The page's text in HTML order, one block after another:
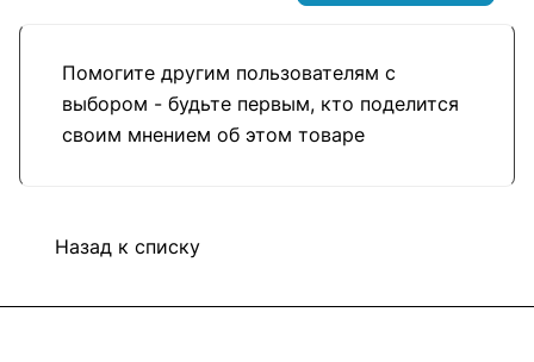
Помогите другим пользователям с
выбором - будьте первым, кто поделится
своим мнением об этом товаре
Назад к списку